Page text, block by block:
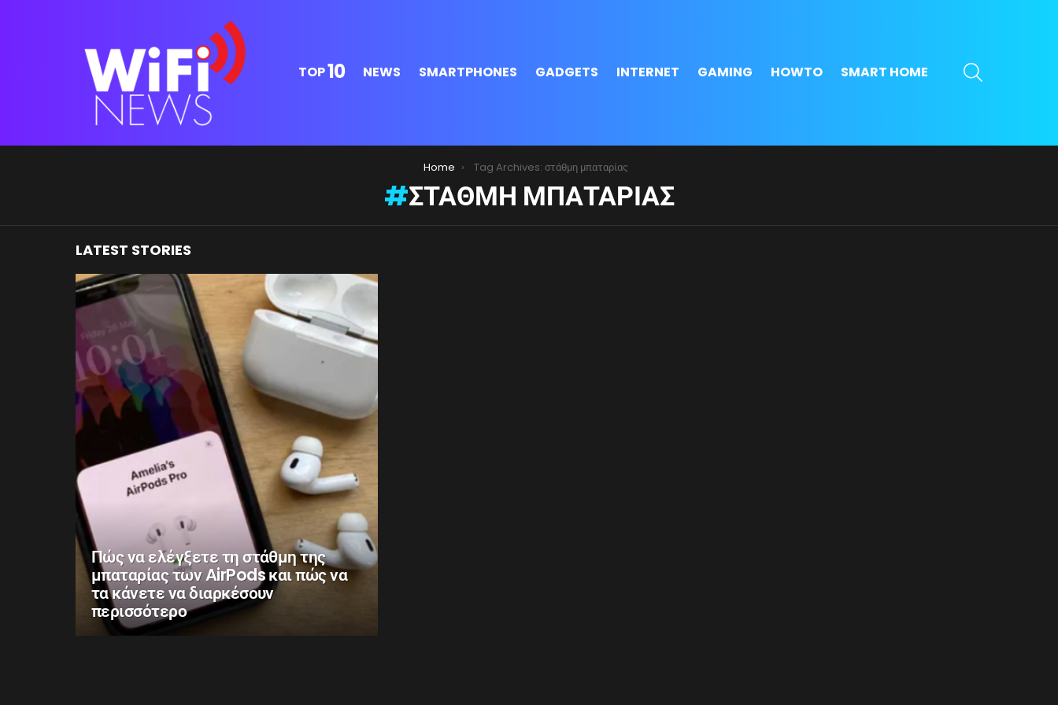
TOP10 NEWS SMARTPHONES GADGETS INTERNET GAMING HOWTO SMART HOME
Home Tag Archives: στάθμη μπαταρίας
ΣΤΆΘΜΗ ΜΠΑΤΑΡΊΑΣ
LATEST STORIES
Πώς να ελέγξετε τη στάθμη της
μπαταρίας των AirPods και πώς να
τα κάνετε να διαρκέσουν
περισσότερο